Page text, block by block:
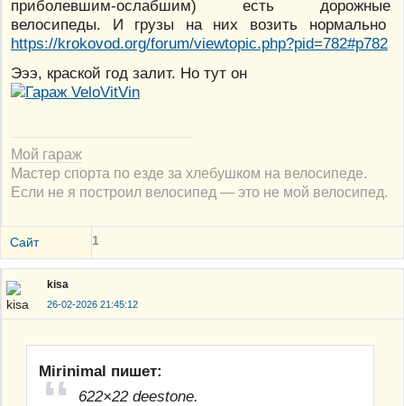
приболевшим-ослабшим) есть дорожные
велосипеды. И грузы на них возить нормально
https://krokovod.org/forum/viewtopic.php?pid=782#p782
Эээ, краской год залит. Но тут он
Мой гараж
Мастер спорта по езде за хлебушком на велосипеде.
Если не я построил велосипед — это не мой велосипед.
Сайт 1
kisa
26-02-2026 21:45:12
Mirinimal пишет:
622×22 deestone.